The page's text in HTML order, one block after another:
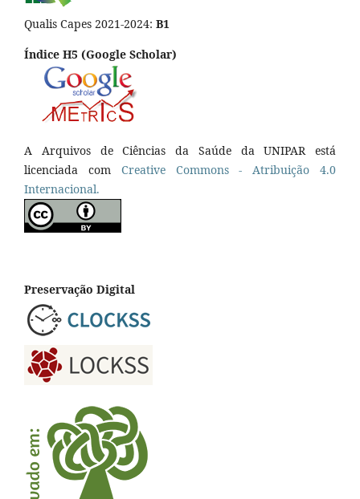
Qualis Capes 2021-2024: B1
Índice H5 (Google Scholar)
A Arquivos de Ciências da Saúde da UNIPAR está
licenciada com Creative Commons - Atribuição 4.0
Internacional.
Preservação Digital